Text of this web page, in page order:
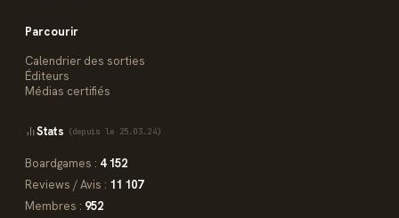
Parcourir
Calendrier des sorties
Éditeurs
Médias certifiés
Stats (depuis le 25.03.24)
Boardgames : 4 152
Reviews / Avis : 11 107
Membres : 952